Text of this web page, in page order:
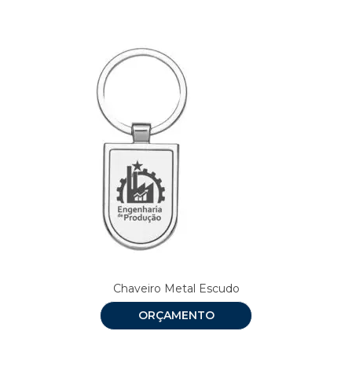
Chaveiro Metal Escudo
ORÇAMENTO